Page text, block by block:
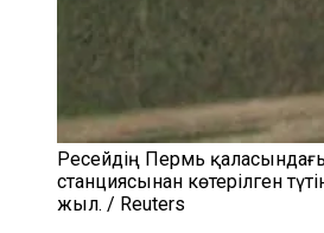
Ресейдің Пермь
станциясынан көтерілген
жыл. / Reuters